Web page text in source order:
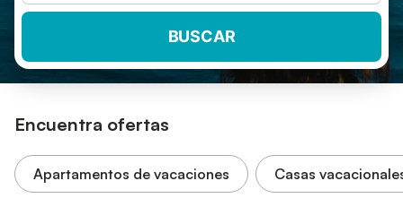
BUSCAR
Encuentra ofertas
Apartamentos de vacaciones Casas